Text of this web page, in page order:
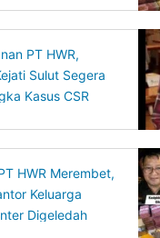
PT HWR,
Sulut Segera
Kasus CSR
HWR Merembet,
Keluarga
Digeledah